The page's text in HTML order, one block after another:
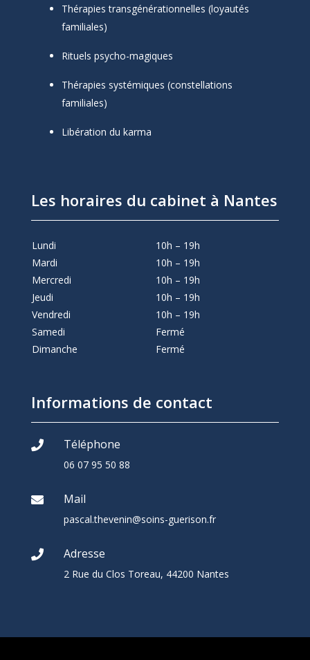
Thérapies transgénérationnelles (loyautés
familiales)
Rituels psycho-magiques
Thérapies systémiques (constellations
familiales)
Libération du karma
Les horaires du cabinet à Nantes
Lundi
10h – 19h
Mardi
10h – 19h
Mercredi
10h – 19h
Jeudi
10h – 19h
Vendredi
10h – 19h
Samedi
Fermé
Dimanche
Fermé
Informations de contact
 Téléphone
06 07 95 50 88
 Mail
pascal.thevenin@soins-guerison.fr
 Adresse
2 Rue du Clos Toreau, 44200 Nantes